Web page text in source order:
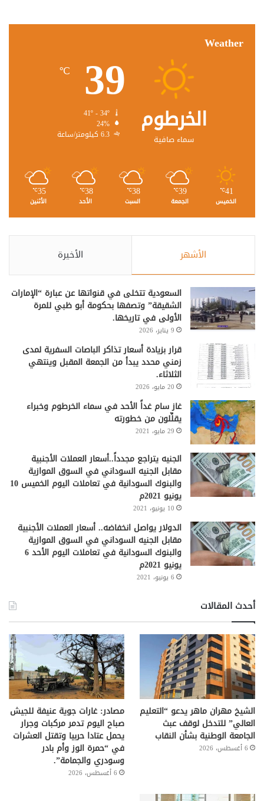
Weather
الخرطوم
سماء صافية
39
℃
24%
6.3 كيلومتر/ساعة
41
℃
الخميس
39
℃
الجمعة
38
℃
السبت
38
℃
الأحد
35
℃
الأثنين
الأشهر الأخيرة
السعودية تتخلى في قنواتها عن عبارة “الإمارات
الشقيقة” وتصفها بحكومة أبو ظبي للمرة
الأولى في تاريخها.
9 يناير، 2026
قرار بزيادة أسعار تذاكر الباصات السفرية لمدى
زمني محدد يبدأ من الجمعة المقبل وينتهي
الثلاثاء.
20 مايو، 2026
غاز سام غداً الأحد في سماء الخرطوم وخبراء
يقلِّلون من خطورته
29 مايو، 2021
الجنيه يتراجع مجدداً..أسعار العملات الأجنبية
مقابل الجنيه السوداني في السوق الموازية
والبنوك السودانية في تعاملات اليوم الخميس 10
يونيو 2021م
10 يونيو، 2021
الدولار يواصل انخفاضه.. أسعار العملات الأجنبية
مقابل الجنيه السوداني في السوق الموازية
والبنوك السودانية في تعاملات اليوم الأحد 6
يونيو 2021م
6 يونيو، 2021
أحدث المقالات
الشيخ مهران ماهر يدعو “التعليم
العالي” للتدخل لوقف عبث
الجامعة الوطنية بشأن النقاب
6 أغسطس، 2026
مصادر: غارات جوية عنيفة للجيش
صباح اليوم تدمر مركبات وجرار
يحمل عتادا حربيا وتقتل العشرات
في “حمرة الوز وأم بادر
وسودري والجمامة”.
6 أغسطس، 2026